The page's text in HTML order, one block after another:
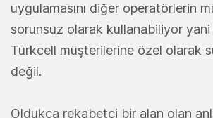
uygulamasını diğer operatörlerin
sorunsuz olarak kullanabiliyor yani
Turkcell müşterilerine özel olarak
değil.
Oldukça rekabetçi bir alan olan